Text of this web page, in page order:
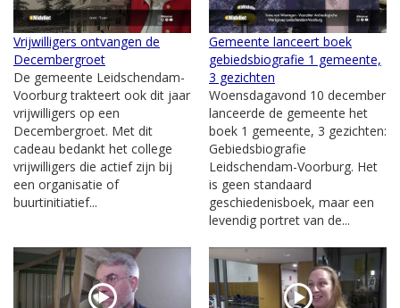
Vrijwilligers ontvangen de
Decembergroet
De gemeente Leidschendam-
Voorburg trakteert ook dit jaar
vrijwilligers op een
Decembergroet. Met dit
cadeau bedankt het college
vrijwilligers die actief zijn bij
een organisatie of
buurtinitiatief...
Gemeente lanceert boek
gebiedsbiografie 1 gemeente,
3 gezichten
Woensdagavond 10 december
lanceerde de gemeente het
boek 1 gemeente, 3 gezichten:
Gebiedsbiografie
Leidschendam-Voorburg. Het
is geen standaard
geschiedenisboek, maar een
levendig portret van de...